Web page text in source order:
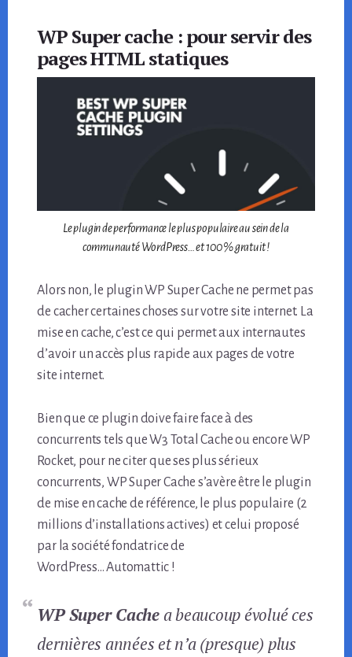
WP Super cache : pour servir des
pages HTML statiques
Le plugin de performance le plus populaire au sein de la
communauté WordPress… et 100% gratuit !
Alors non, le plugin WP Super Cache ne permet pas
de cacher certaines choses sur votre site internet. La
mise en cache, c’est ce qui permet aux internautes
d’avoir un accès plus rapide aux pages de votre
site internet.
Bien que ce plugin doive faire face à des
concurrents tels que W3 Total Cache ou encore WP
Rocket, pour ne citer que ses plus sérieux
concurrents, WP Super Cache s’avère être le plugin
de mise en cache de référence, le plus populaire (2
millions d’installations actives) et celui proposé
par la société fondatrice de
WordPress… Automattic !
WP Super Cachea beaucoup évolué ces
dernières années et n’a (presque) plus